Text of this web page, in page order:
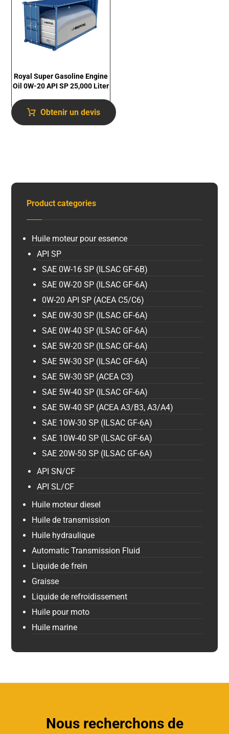
Royal Super Gasoline Engine
Oil 0W-20 API SP 25,000 Liter
Obtenir un devis
Product categories
Huile moteur pour essence
API SP
SAE 0W-16 SP (ILSAC GF-6B)
SAE 0W-20 SP (ILSAC GF-6A)
0W-20 API SP (ACEA C5/C6)
SAE 0W-30 SP (ILSAC GF-6A)
SAE 0W-40 SP (ILSAC GF-6A)
SAE 5W-20 SP (ILSAC GF-6A)
SAE 5W-30 SP (ILSAC GF-6A)
SAE 5W-30 SP (ACEA C3)
SAE 5W-40 SP (ILSAC GF-6A)
SAE 5W-40 SP (ACEA A3/B3, A3/A4)
SAE 10W-30 SP (ILSAC GF-6A)
SAE 10W-40 SP (ILSAC GF-6A)
SAE 20W-50 SP (ILSAC GF-6A)
API SN/CF
API SL/CF
Huile moteur diesel
Huile de transmission
Huile hydraulique
Automatic Transmission Fluid
Liquide de frein
Graisse
Liquide de refroidissement
Huile pour moto
Huile marine
Nous recherchons de